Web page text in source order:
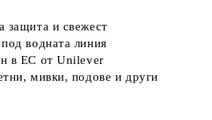
защита и свежест
водната линия
в ЕС от Unilever
мивки, подове и други